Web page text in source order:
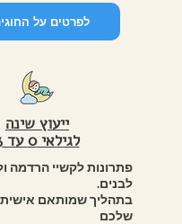
< לפרטים על
ייעוץ שינה
לגילאי 0 עד 3
פתרונות לקשיי הרדמה
לבנים.
בתהליך שמותאם
שלכם